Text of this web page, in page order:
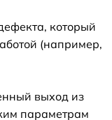
который
(например,
выход из
параметрам